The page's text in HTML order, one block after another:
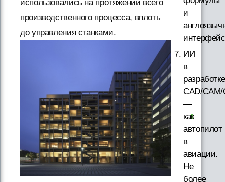
использовались на протяжении всего
производственного процесса, вплоть
до управления станками.
и
ИИ
в
разработке
CAD/
—
как
автопилот
в
авиации.
Не
более